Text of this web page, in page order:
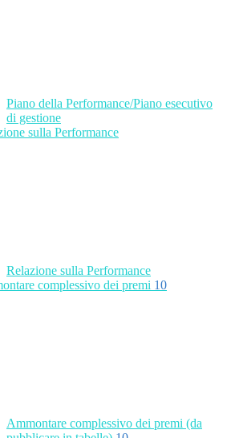
Piano della Performance/Piano esecutivo
di gestione
sulla Performance
Relazione sulla Performance
complessivo dei premi 10
Ammontare complessivo dei premi (da